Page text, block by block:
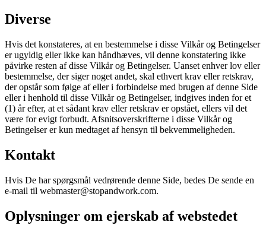
Diverse
Hvis det konstateres, at en bestemmelse i disse Vilkår og Betingelser
er ugyldig eller ikke kan håndhæves, vil denne konstatering ikke
påvirke resten af disse Vilkår og Betingelser. Uanset enhver lov eller
bestemmelse, der siger noget andet, skal ethvert krav eller retskrav,
der opstår som følge af eller i forbindelse med brugen af denne Side
eller i henhold til disse Vilkår og Betingelser, indgives inden for et
(1) år efter, at et sådant krav eller retskrav er opstået, ellers vil det
være for evigt forbudt. Afsnitsoverskrifterne i disse Vilkår og
Betingelser er kun medtaget af hensyn til bekvemmeligheden.
Kontakt
Hvis De har spørgsmål vedrørende denne Side, bedes De sende en
e-mail til webmaster@stopandwork.com.
Oplysninger om ejerskab af webstedet